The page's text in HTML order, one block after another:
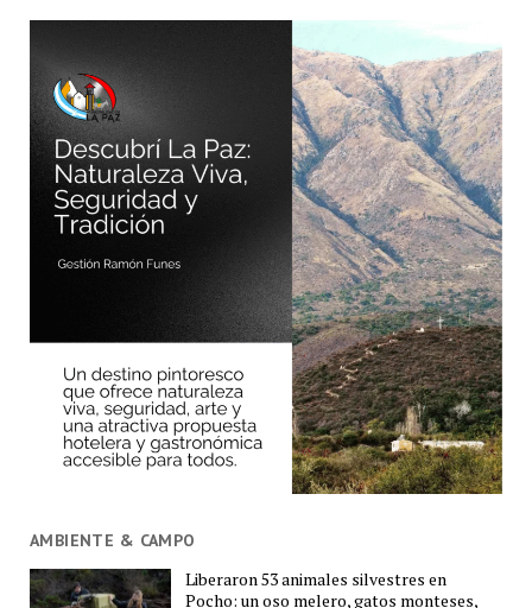
AMBIENTE & CAMPO
Liberaron 53 animales silvestres en
Pocho: un oso melero, gatos monteses,